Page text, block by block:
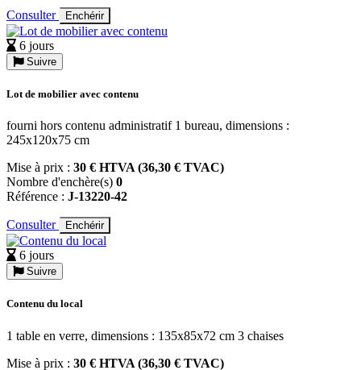
Consulter Enchérir
6 jours
Suivre
Lot de mobilier avec contenu
fourni hors contenu administratif 1 bureau, dimensions :
245x120x75 cm
Mise à prix : 30 € HTVA (36,30 € TVAC)
Nombre d'enchère(s) 0
Référence : J-13220-42
Consulter Enchérir
6 jours
Suivre
Contenu du local
1 table en verre, dimensions : 135x85x72 cm 3 chaises
Mise à prix : 30 € HTVA (36,30 € TVAC)